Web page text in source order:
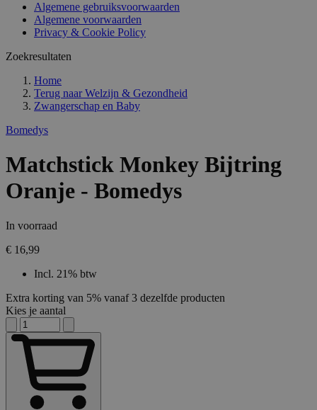
Algemene gebruiksvoorwaarden
Algemene voorwaarden
Privacy & Cookie Policy
Zoekresultaten
Home
Terug naar Welzijn & Gezondheid
Zwangerschap en Baby
Bomedys
Matchstick Monkey Bijtring
Oranje - Bomedys
In voorraad
€ 16,99
Incl. 21% btw
Extra korting van 5% vanaf 3 dezelfde producten
Kies je aantal